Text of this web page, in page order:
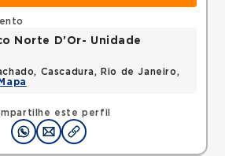
este perfil
Norte D'Or- Unidade
Cascadura, Rio de Janeiro,
Mapa